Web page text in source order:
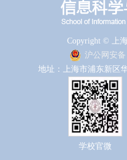
Copyright © 上
沪公网安备
地址：上海市浦东新区
学校官微